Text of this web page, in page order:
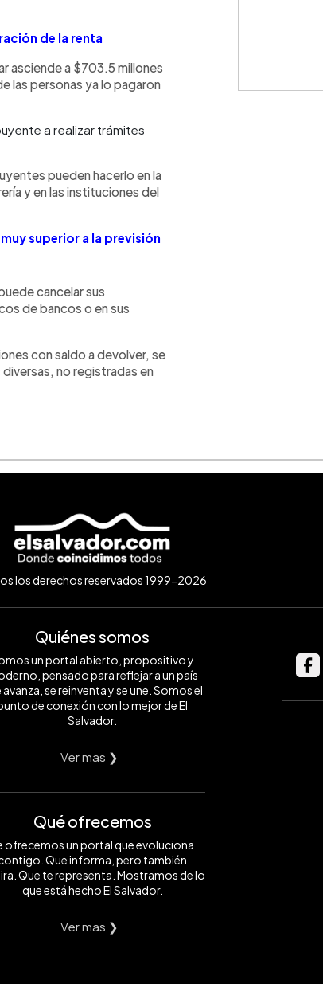
de la renta
asciende a $703.5 millones
las personas ya lo pagaron
a realizar trámites
pueden hacerlo en la
y en las instituciones del
superior a la previsión
cancelar sus
de bancos o en sus
con saldo a devolver, se
no registradas en
los derechos reservados 1999-2026
Quiénes somos
un portal abierto, propositivo y
pensado para reflejar a un país
avanza, se reinventa y se une. Somos el
de conexión con lo mejor de El
Salvador.
Ver mas ❯
Qué ofrecemos
ofrecemos un portal que evoluciona
Que informa, pero también
Que te representa. Mostramos de lo
que está hecho El Salvador.
Ver mas ❯